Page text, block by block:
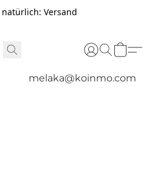
Versand
melaka@koinmo.com